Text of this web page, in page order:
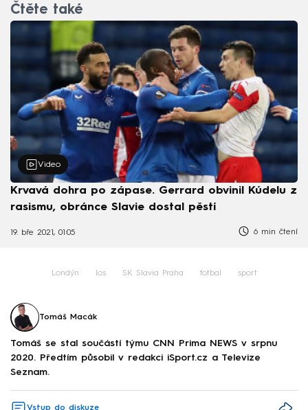
Čtěte také
Video
Krvavá dohra po zápase. Gerrard obvinil Kúdelu z
rasismu, obránce Slavie dostal pěstí
19. bře 2021, 01:05 6 min čtení
Londýn los SK Slavia Praha fotbal sport
Tomáš Macák
Tomáš se stal součástí týmu CNN Prima NEWS v srpnu
2020. Předtím působil v redakci iSport.cz a Televize
Seznam.
Vstup do diskuze